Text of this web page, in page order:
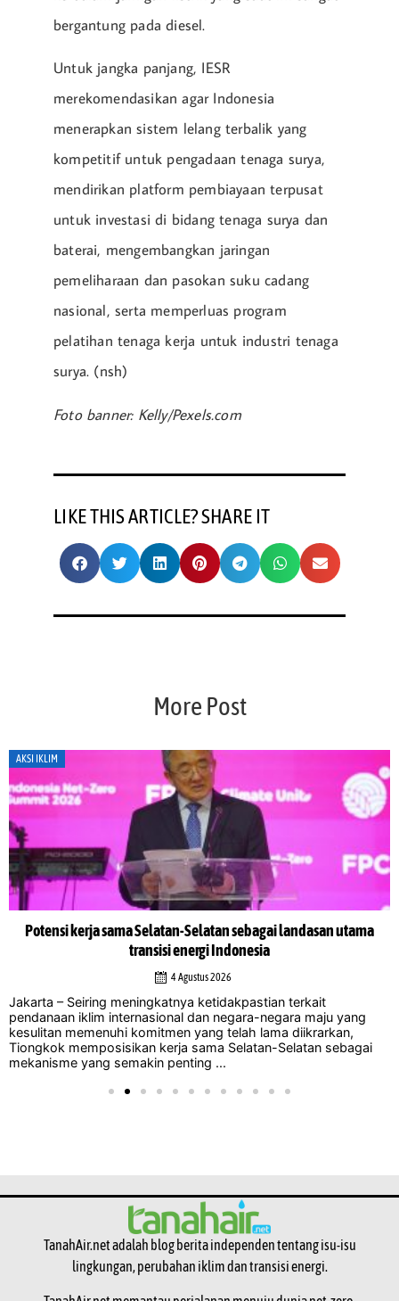
bergantung pada diesel.
Untuk jangka panjang, IESR
merekomendasikan agar Indonesia
menerapkan sistem lelang terbalik yang
kompetitif untuk pengadaan tenaga surya,
mendirikan platform pembiayaan terpusat
untuk investasi di bidang tenaga surya dan
baterai, mengembangkan jaringan
pemeliharaan dan pasokan suku cadang
nasional, serta memperluas program
pelatihan tenaga kerja untuk industri tenaga
surya. (nsh)
Foto banner: Kelly/Pexels.com
LIKE THIS ARTICLE? SHARE IT
More Post
AKSI IKLIM
Potensi kerja sama Selatan-Selatan sebagai landasan utama
transisi energi Indonesia
4 Agustus 2026
Jakarta – Seiring meningkatnya ketidakpastian terkait
pendanaan iklim internasional dan negara-negara maju yang
kesulitan memenuhi komitmen yang telah lama diikrarkan,
Tiongkok memposisikan kerja sama Selatan-Selatan sebagai
mekanisme yang semakin penting ...
TanahAir.net adalah blog berita independen tentang isu-isu
lingkungan, perubahan iklim dan transisi energi.